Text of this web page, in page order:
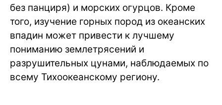
без панциря) и морских огурцов. Кроме
того, изучение горных пород из океанских
впадин может привести к лучшему
пониманию землетрясений и
разрушительных цунами, наблюдаемых по
всему Тихоокеанскому региону.